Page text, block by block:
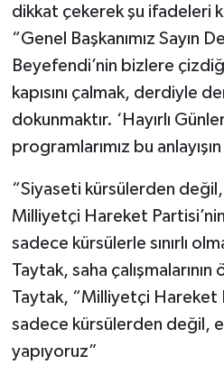
dikkat çekerek şu ifadeleri
“Genel Başkanımız Sayın
Beyefendi’nin bizlere
kapısını çalmak, derdiyle
dokunmaktır. ‘Hayırlı
programlarımız bu anlayışın
“Siyaseti kürsülerden
Milliyetçi Hareket Partisi’nin
sadece kürsülerle sınırlı
Taytak, saha
Taytak, “Milliyetçi Hareket
sadece kürsülerden değil,
yapıyoruz”